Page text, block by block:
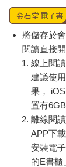
將儲存於
閱讀直接開
線上閱讀
建議使
果，
置有
離線閱讀
APP下載
安裝電
的E書